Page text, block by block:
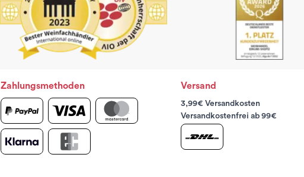
Zahlungsmethoden Versand
3,99€ Versandkosten
Versandkostenfrei ab 99€